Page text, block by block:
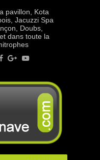
pavillon, Kota
Jacuzzi Spa
Doubs,
dans toute la